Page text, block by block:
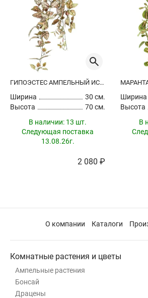
ГИПОЭСТЕС АМПЕЛЬНЫЙ ИСКУССТВЕННЫЙ
Ширина
30 см.
Высота
70 см.
В наличии: 13 шт.
Следующая поставка
13.08.26г.
2 080 ₽
Ширина
Высота
В
О компании Каталоги
Комнатные растения и цветы
Ампельные растения
Бонсай
Драцены